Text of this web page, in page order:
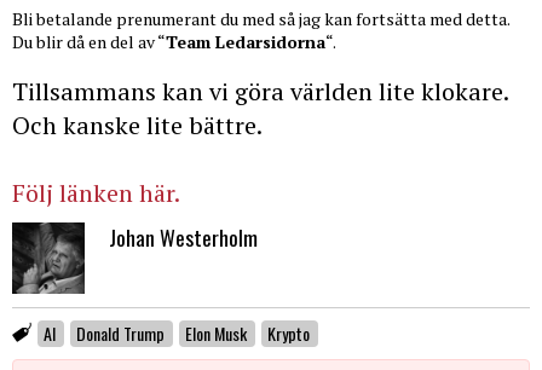
Bli betalande prenumerant du med så jag kan fortsätta med detta.
Du blir då en del av “Team Ledarsidorna“.
Tillsammans kan vi göra världen lite klokare.
Och kanske lite bättre.
Följ länken här.
Johan Westerholm
AI Donald Trump Elon Musk Krypto